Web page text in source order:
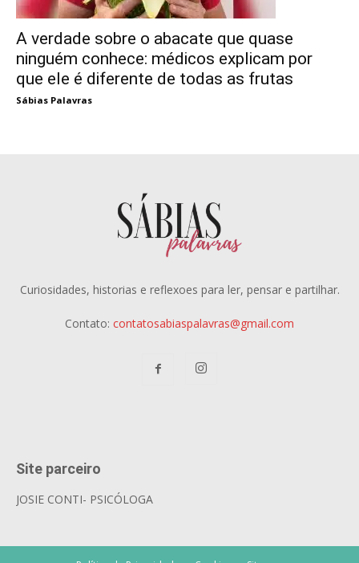
A verdade sobre o abacate que quase
ninguém conhece: médicos explicam por
que ele é diferente de todas as frutas
Sábias Palavras
Curiosidades, historias e reflexoes para ler, pensar e partilhar.
Contato: contatosabiaspalavras@gmail.com
Site parceiro
JOSIE CONTI- PSICÓLOGA